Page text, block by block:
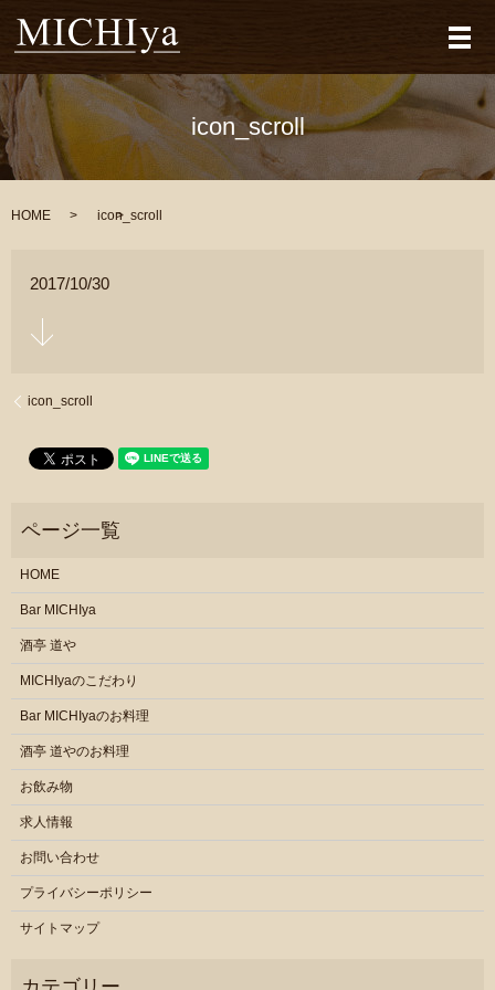
メ
icon_scroll
HOME icon_scroll
2017/10/30
icon_scroll
HOME
Bar MICHIya
酒亭 道や
MICHIyaのこだわり
Bar MICHIyaのお料理
酒亭 道やのお料理
お飲み物
求人情報
お問い合わせ
プライバシーポリシー
サイトマップ